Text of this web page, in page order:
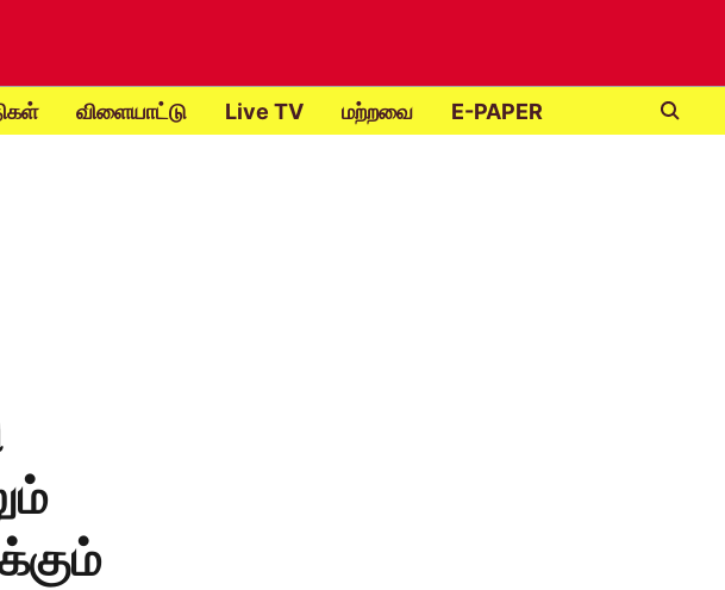
விளையாட்டு Live TV மற்றவை E-PAPER